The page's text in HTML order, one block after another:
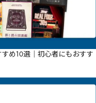
め10選｜初心者にもおすす